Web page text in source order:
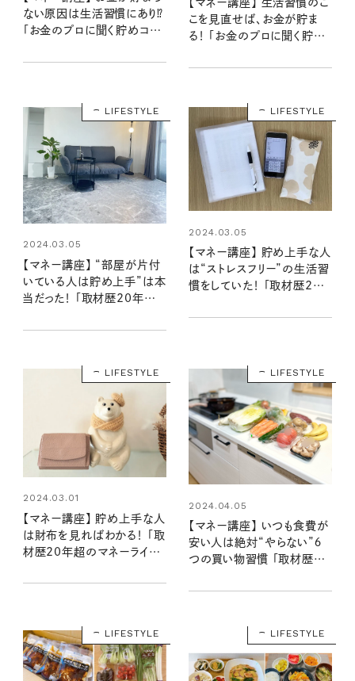
ない原因は生活習慣にあり⁉
「お金のプロに聞く貯めコツ
【マネー講座】 生活習慣のこ
こを見直せば、お金が貯ま
る！ 「お金のプロに聞く貯め
LIFESTYLE
2024.03.05
【マネー講座】 “部屋が片付
いている人は貯め上手”は本
当だった！ 「取材歴20年超
LIFESTYLE
2024.03.05
【マネー講座】 貯め上手な人
は“ストレスフリー”の生活習
慣をしていた！ 「取材歴20
た！③」
LIFESTYLE
2024.03.01
【マネー講座】 貯め上手な人
は財布を見ればわかる！ 「取
材歴20年超のマネーライタ
LIFESTYLE
2024.04.05
【マネー講座】 いつも食費が
安い人は絶対“やらない”６
つの買い物習慣 「取材歴20
た！④」
LIFESTYLE LIFESTYLE